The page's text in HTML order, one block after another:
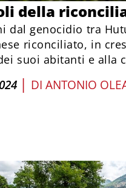
della
dal genocidio tra
riconciliato, in
suoi abitanti e alla
| DI ANTONIO